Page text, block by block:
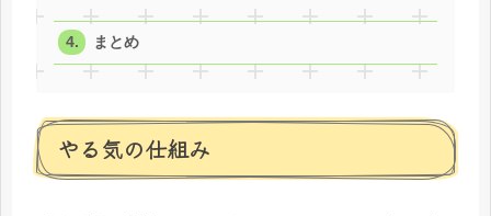
まとめ
やる気の仕組み